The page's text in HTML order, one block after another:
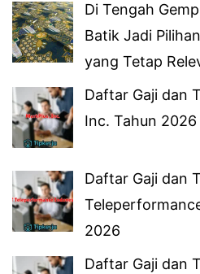
Di Tengah
Batik Jadi
yang Tetap
Daftar Gaji dan
Inc. Tahun 2026
Daftar Gaji dan
2026
Daftar Gaji dan